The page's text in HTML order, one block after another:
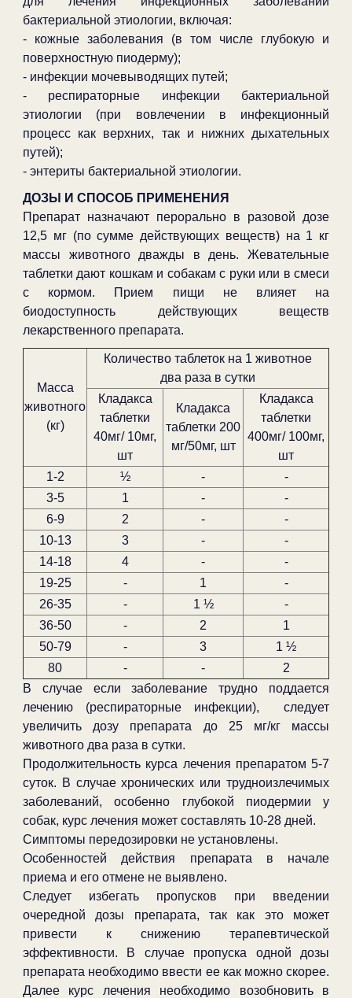
бактериальной этиологии, включая:
- кожные заболевания (в том числе глубокую и
поверхностную пиодерму);
- инфекции мочевыводящих путей;
- респираторные инфекции бактериальной
этиологии (при вовлечении в инфекционный
процесс как верхних, так и нижних дыхательных
путей);
- энтериты бактериальной этиологии.
ДОЗЫ И СПОСОБ ПРИМЕНЕНИЯ
Препарат назначают перорально в разовой дозе
12,5 мг (по сумме действующих веществ) на 1 кг
массы животного дважды в день. Жевательные
таблетки дают кошкам и собакам с руки или в смеси
с кормом. Прием пищи не влияет на
биодоступность действующих веществ
лекарственного препарата.
Масса
животного
(кг)
Количество таблеток на 1 животное
два раза в сутки
Кладакса
таблетки
40мг/ 10мг,
шт
Кладакса
таблетки 200
мг/50мг, шт
Кладакса
таблетки
400мг/ 100мг,
шт
1-2
½ -
-
3-5
1 -
-
6-9
2 -
-
10-13
3 -
-
14-18
4 -
-
19-25
- 1
-
26-35
- 1 ½
-
36-50
- 2
1
50-79
- 3
1 ½
80
- -
2
В случае если заболевание трудно поддается
лечению (респираторные инфекции), следует
увеличить дозу препарата до 25 мг/кг массы
животного два раза в сутки.
Продолжительность курса лечения препаратом 5-7
суток. В случае хронических или трудноизлечимых
заболеваний, особенно глубокой пиодермии у
собак, курс лечения может составлять 10-28 дней.
Симптомы передозировки не установлены.
Особенностей действия препарата в начале
приема и его отмене не выявлено.
Следует избегать пропусков при введении
очередной дозы препарата, так как это может
привести к снижению терапевтической
эффективности. В случае пропуска одной дозы
препарата необходимо ввести ее как можно скорее.
Далее курс лечения необходимо возобновить в